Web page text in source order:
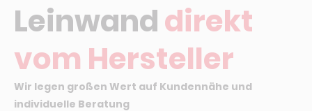
Leinwanddirekt
vom Hersteller
Wir legen großen Wert auf Kundennähe und
individuelle Beratung